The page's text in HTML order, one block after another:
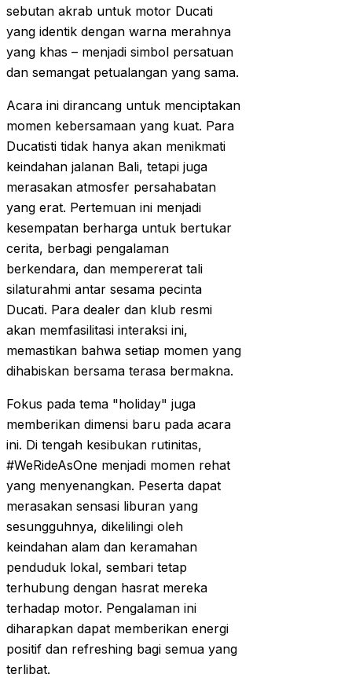
sebutan akrab untuk motor Ducati
yang identik dengan warna merahnya
yang khas – menjadi simbol persatuan
dan semangat petualangan yang sama.
Acara ini dirancang untuk menciptakan
momen kebersamaan yang kuat. Para
Ducatisti tidak hanya akan menikmati
keindahan jalanan Bali, tetapi juga
merasakan atmosfer persahabatan
yang erat. Pertemuan ini menjadi
kesempatan berharga untuk bertukar
cerita, berbagi pengalaman
berkendara, dan mempererat tali
silaturahmi antar sesama pecinta
Ducati. Para dealer dan klub resmi
akan memfasilitasi interaksi ini,
memastikan bahwa setiap momen yang
dihabiskan bersama terasa bermakna.
Fokus pada tema "holiday" juga
memberikan dimensi baru pada acara
ini. Di tengah kesibukan rutinitas,
#WeRideAsOne menjadi momen rehat
yang menyenangkan. Peserta dapat
merasakan sensasi liburan yang
sesungguhnya, dikelilingi oleh
keindahan alam dan keramahan
penduduk lokal, sembari tetap
terhubung dengan hasrat mereka
terhadap motor. Pengalaman ini
diharapkan dapat memberikan energi
positif dan refreshing bagi semua yang
terlibat.